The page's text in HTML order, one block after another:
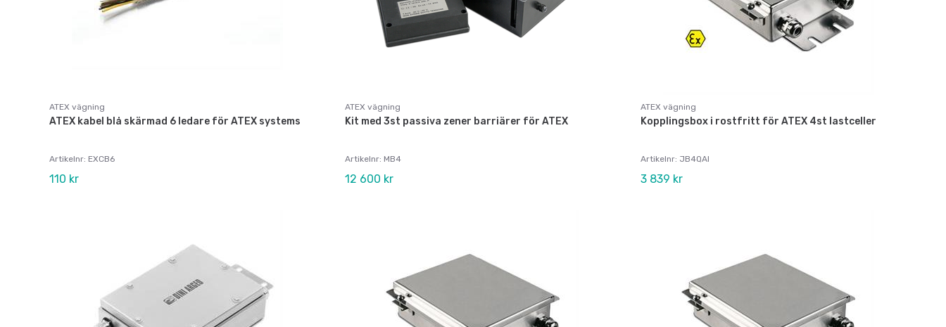
ATEX vägning
ATEX kabel blå skärmad 6 ledare för ATEX systems
Artikelnr: EXCB6
110 kr
ATEX vägning
Kit med 3st passiva zener barriärer för ATEX
Artikelnr: MB4
12 600 kr
ATEX vägning
Kopplingsbox i rostfritt för ATEX 4st lastceller
Artikelnr: JB4QAI
3 839 kr